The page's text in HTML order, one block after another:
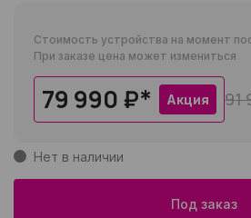
Стоимость устройства на момент
При заказе цена может измениться
79 990 ₽* Акция 91
Нет в наличии
Под заказ